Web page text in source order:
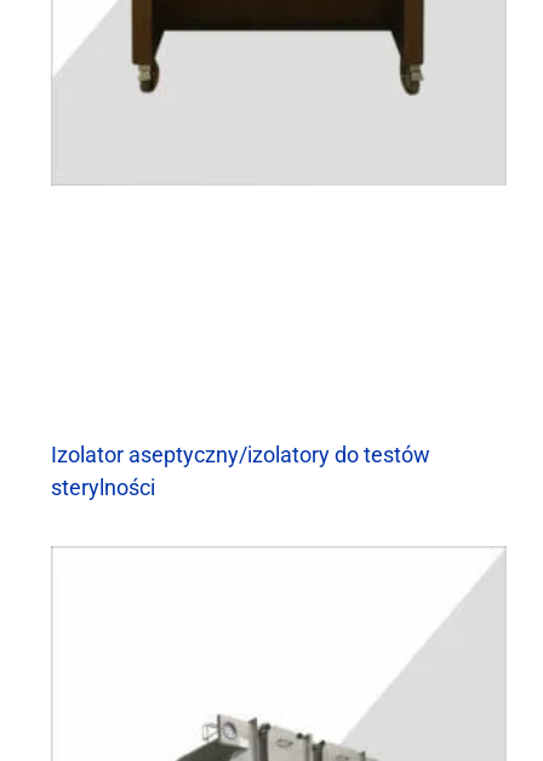
Izolator aseptyczny/izolatory do testów
sterylności